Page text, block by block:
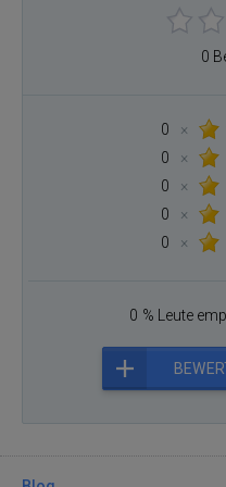
0
0
×
0
×
0
×
0
×
0
×
0 % Leute